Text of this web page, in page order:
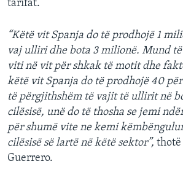
tarifat.
“Këtë vit Spanja do të prodhojë 1
vaj ulliri dhe bota 3 milionë. Mund
viti në vit për shkak të motit dhe
këtë vit Spanja do të prodhojë 40
të përgjithshëm të vajit të ullirit në
cilësisë, unë do të thosha se jemi
për shumë vite ne kemi
cilësisë së lartë në këtë sektor”,
Guerrero.